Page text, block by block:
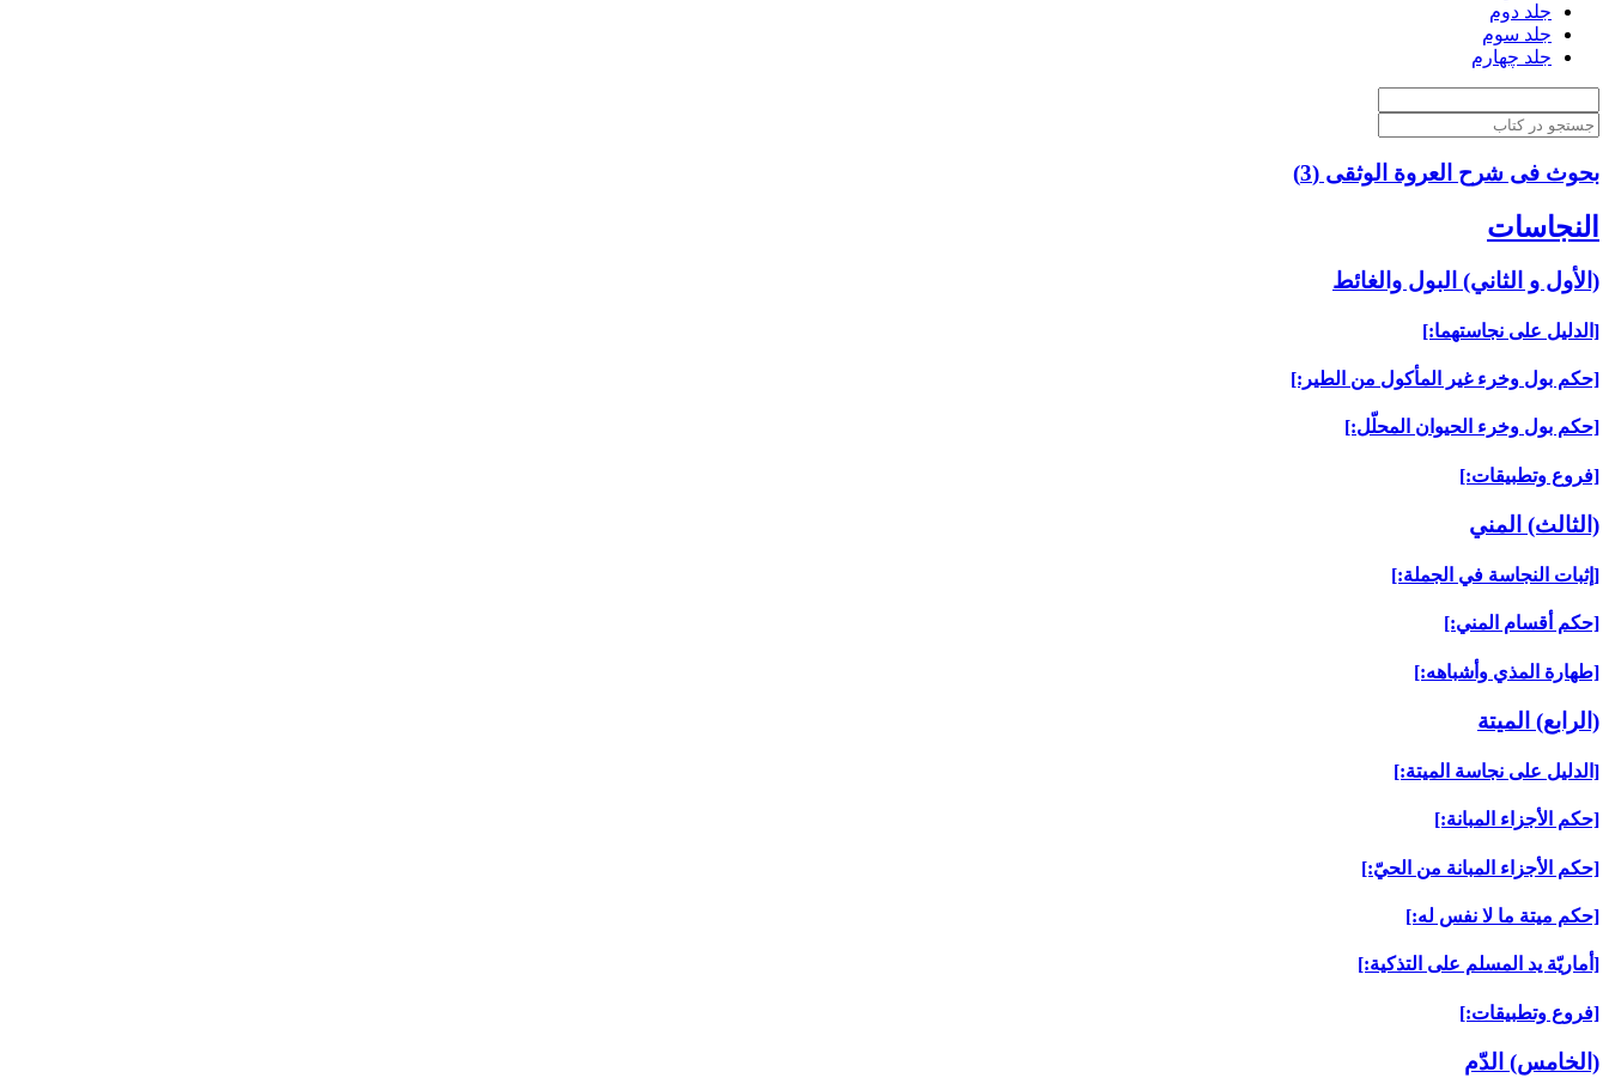
جلد دوم
جلد سوم
جلد چهارم
بحوث فی شرح العروة الوثقی (3)
النجاسات‏
(الأول و الثاني) البول والغائط
[الدليل على نجاستهما:]
[حكم بول وخرء غير المأكول من الطير:]
[حكم بول وخرء الحيوان المحلّل:]
[فروع وتطبيقات:]
(الثالث) المني‏
[إثبات النجاسة في الجملة:]
[حكم أقسام المني:]
[طهارة المذي وأشباهه:]
(الرابع) الميتة
[الدليل على نجاسة الميتة:]
[حكم الأجزاء المبانة:]
[حكم الأجزاء المبانة من الحيّ:]
[حكم ميتة ما لا نفس له:]
[أماريّة يد المسلم على التذكية:]
[فروع وتطبيقات:]
(الخامس) الدّم‏